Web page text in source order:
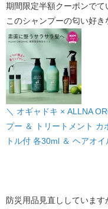
期間限定半額クーポンでて
このシャンプーの匂い好き
＼ オギャドキ × ALLNA
プー ＆ トリートメント カ
トル付 各30ml ＆ ヘアオ
防災用品見直ししています